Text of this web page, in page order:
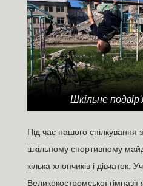
Шкільне
Під час нашого спілкування
шкільному спортивному
кілька хлопчиків і дівчаток.
Великокостромської